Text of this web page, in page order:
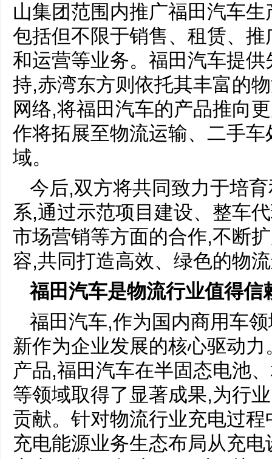
山集团范围内推广福田汽车
包括但不限于销售、租赁、
和运营等业务。福田汽车提
持,赤湾东方则依托其丰富的
网络,将福田汽车的产品推向
作将拓展至物流运输、二手
域。
今后,双方将共同致力于培
系,通过示范项目建设、整车
市场营销等方面的合作,不断
容,共同打造高效、绿色的物
福田汽车是物流行业值得信
福田汽车,作为国内商用车
新作为企业发展的核心驱动
产品,福田汽车在半固态电池
等领域取得了显著成果,为行
贡献。针对物流行业充电过
充电能源业务生态布局从充